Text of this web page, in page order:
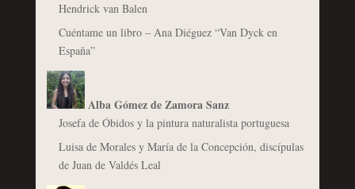
Hendrick van Balen
Cuéntame un libro – Ana Diéguez “Van Dyck en
España”
Alba Gómez de Zamora Sanz
Josefa de Óbidos y la pintura naturalista portuguesa
Luisa de Morales y María de la Concepción, discípulas
de Juan de Valdés Leal